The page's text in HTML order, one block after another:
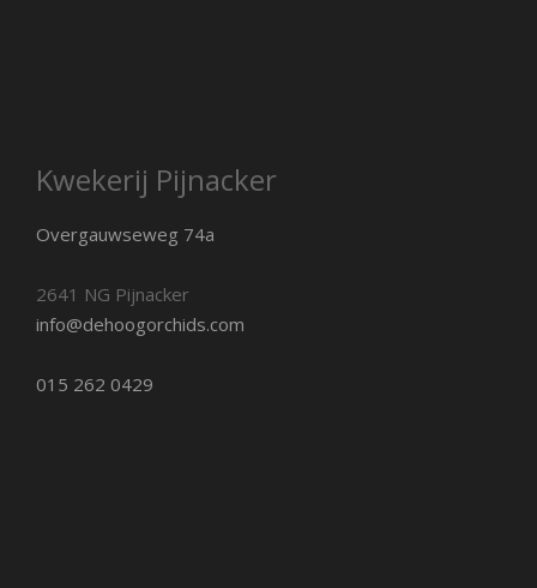
Kwekerij Pijnacker
Overgauwseweg 74a
2641 NG Pijnacker
info@dehoogorchids.com
015 262 0429